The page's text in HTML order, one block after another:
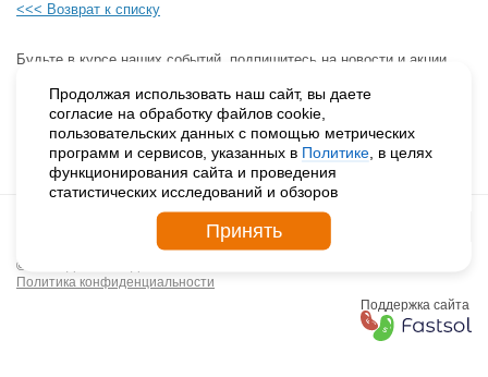
<<< Возврат к списку
Будьте в курсе наших событий, подпишитесь на новости и акции
Поддержка сайта
© 2026. ДЕТСКИЕ ДЕРЕВНИ – SOS РОССИЯ
Политика конфиденциальности
Продолжая использовать наш сайт, вы даете
согласие на обработку файлов cookie,
пользовательских данных с помощью метрических
программ и сервисов, указанных в Политике, в целях
функционирования сайта и проведения
статистических исследований и обзоров
Принять